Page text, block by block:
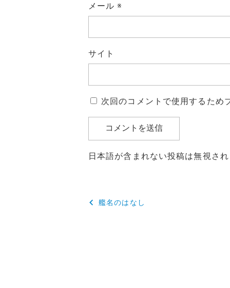
メール※
サイト
次回のコメントで使用するため
日本語が含まれない投稿は無視さ
投
艦名のはなし